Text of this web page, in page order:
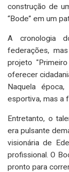
construção de
“Bode” em um
A cronologia
federações,
projeto
oferecer
Naquela
esportiva, mas a
Entretanto, o
era pulsante
visionária de
profissional. O
pronto para